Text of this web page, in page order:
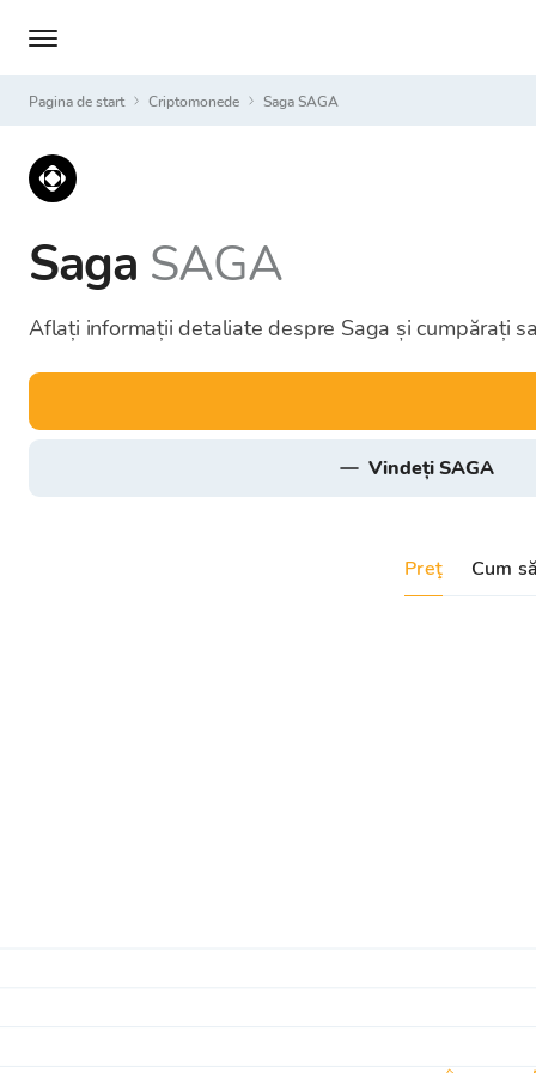
Pagina de start Criptomonede Saga SAGA
Saga SAGA
Aflați informații detaliate despre Saga și cumpărați
vindeți SAGA
Preţ Cum